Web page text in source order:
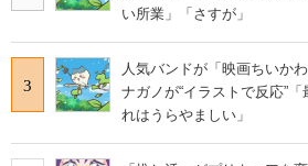
い所業」「さすが」
3
人気バンドが「映画ちいか
ナガノが“イラストで反応”
れはうらやましい」